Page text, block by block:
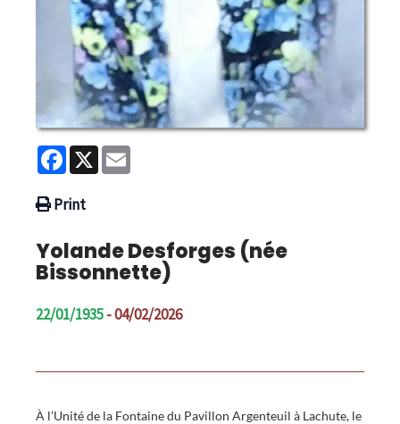
Facebook
X
Print
Yolande Desforges (née
Bissonnette)
22/01/1935- 04/02/2026
À l’Unité de la Fontaine du Pavillon Argenteuil à Lachute, le